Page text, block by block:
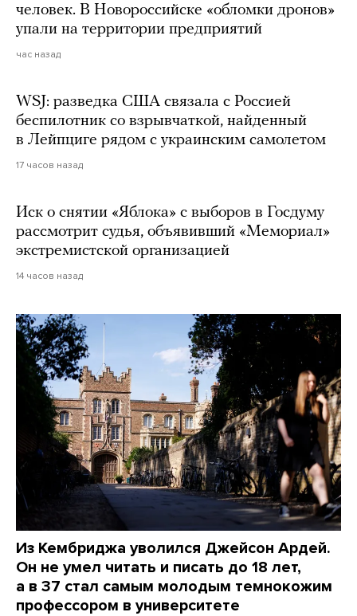
человек. В Новороссийске «обломки дронов»
упали на территории предприятий
час назад
WSJ: разведка США связала с Россией
беспилотник со взрывчаткой, найденный
в Лейпциге рядом с украинским самолетом
17 часов назад
Иск о снятии «Яблока» с выборов в Госдуму
рассмотрит судья, объявивший «Мемориал»
экстремистской организацией
14 часов назад
Из Кембриджа уволился Джейсон Ардей.
Он не умел читать и писать до 18 лет,
а в 37 стал самым молодым темнокожим
профессором в университете